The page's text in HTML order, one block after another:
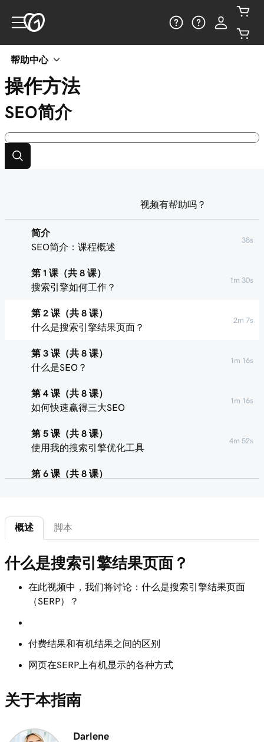
帮助中心
操作方法
SEO简介
简介
SEO简介：课程概述
38s
第 1 课（共 8 课）
搜索引擎如何工作？
1m 30s
第 2 课（共 8 课）
什么是搜索引擎结果页面？
2m 7s
第 3 课（共 8 课）
什么是SEO？
1m 16s
第 4 课（共 8 课）
如何快速赢得三大SEO
1m 16s
第 5 课（共 8 课）
使用我的搜索引擎优化工具
4m 52s
第 6 课（共 8 课）
1m 47s
在网页内容中使用关键字
第 8 课（共 8 课）
使用关键字优化WordPress中的图像
视频有帮助吗？
概述 脚本
什么是搜索引擎结果页面？
在此视频中，我们将讨论：什么是搜索引擎结果页面
（SERP）？
付费结果和有机结果之间的区别
网页在SERP上有机显示的各种方式
关于本指南
Darlene